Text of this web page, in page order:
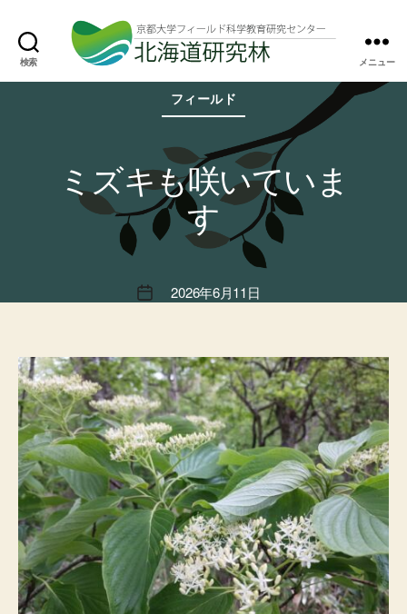
検索
道
研
林
メニュー
カ
テ
ゴ
フィールド
ミズキも咲いていま
す
投
2026年6月11日